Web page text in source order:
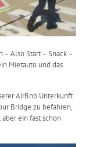
– Also Start – Snack –
Mietauto und das
AirBnb Unterkunft
Bridge zu befahren,
ein fast schon